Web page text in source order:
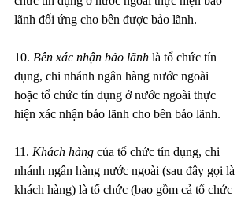
lãnh đối ứng cho bên được bảo lãnh.
10. Bên xác nhận bảo lãnh là tổ chức tín
dụng, chi nhánh ngân hàng nước ngoài
hoặc tổ chức tín dụng ở nước ngoài thực
hiện xác nhận bảo lãnh cho bên bảo lãnh.
11. Khách hàng của tổ chức tín dụng, chi
nhánh ngân hàng nước ngoài (sau đây gọi là
khách hàng) là tổ chức (bao gồm cả tổ chức